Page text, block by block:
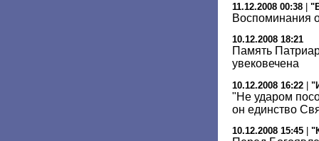
11.12.2008 00:38
Воспоминания
10.12.2008 18:21
Память
увековечена
10.12.2008 16:22 |
"Не ударом
он единство
10.12.2008 15:45